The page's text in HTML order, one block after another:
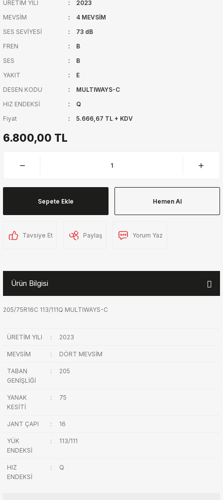
ÜRETİM YILI
2023
MEVSİM
4 MEVSİM
SES SEVİYESİ
73 dB
FREN
B
SES
B
YAKIT
E
DESEN KODU
MULTIWAYS-C
HIZ ENDEKSİ
Q
Fiyat
5.666,67 TL + KDV
6.800,00 TL
Sepete Ekle Hemen Al
Tavsiye Et Paylaş Yorum Yaz
Ürün Bilgisi
205/75R16C 113/111Q MULTIWAYS-C
ÜRETİM YILI : 2023
MEVSİM : DÖRT MEVSİM
TABAN
GENİŞLİĞİ
: 205
YANAK
KESİTİ
: 75
JANT ÇAPI : 16
YÜK
ENDEKSİ
: 113/111
HIZ
ENDEKSİ
: Q